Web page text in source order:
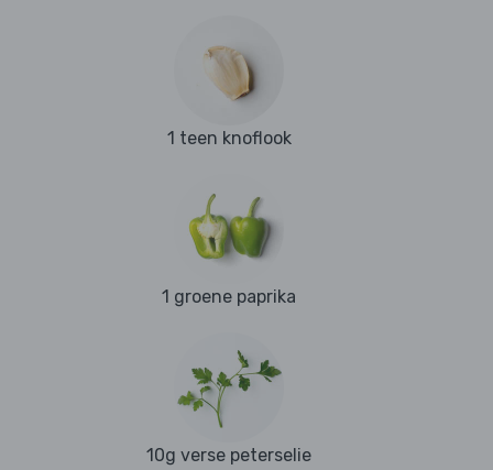
1 teen knoflook
1 groene paprika
10g verse peterselie